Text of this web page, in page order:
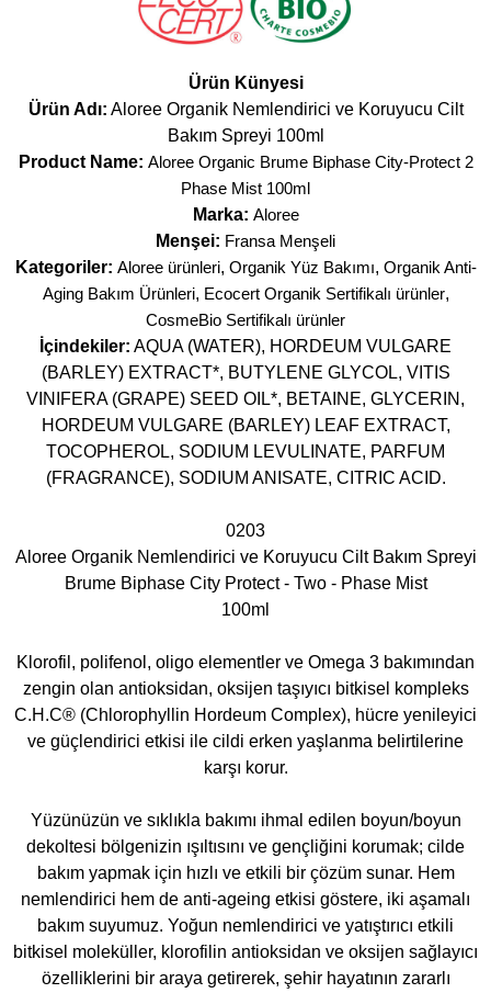
Ürün Künyesi
Ürün Adı: Aloree Organik Nemlendirici ve Koruyucu Cilt
Bakım Spreyi 100ml
Product Name: Aloree Organic Brume Biphase City-Protect 2
Phase Mist 100ml
Marka: Aloree
Menşei: Fransa Menşeli
Kategoriler: Aloree ürünleri, Organik Yüz Bakımı, Organik Anti-
Aging Bakım Ürünleri, Ecocert Organik Sertifikalı ürünler,
CosmeBio Sertifikalı ürünler
İçindekiler: AQUA (WATER), HORDEUM VULGARE
(BARLEY) EXTRACT*, BUTYLENE GLYCOL, VITIS
VINIFERA (GRAPE) SEED OIL*, BETAINE, GLYCERIN,
HORDEUM VULGARE (BARLEY) LEAF EXTRACT,
TOCOPHEROL, SODIUM LEVULINATE, PARFUM
(FRAGRANCE), SODIUM ANISATE, CITRIC ACID.
0203
Aloree Organik Nemlendirici ve Koruyucu Cilt Bakım Spreyi
Brume Biphase City Protect - Two - Phase Mist
100ml
Klorofil, polifenol, oligo elementler ve Omega 3 bakımından
zengin olan antioksidan, oksijen taşıyıcı bitkisel kompleks
C.H.C® (Chlorophyllin Hordeum Complex), hücre yenileyici
ve güçlendirici etkisi ile cildi erken yaşlanma belirtilerine
karşı korur.
Yüzünüzün ve sıklıkla bakımı ihmal edilen boyun/boyun
dekoltesi bölgenizin ışıltısını ve gençliğini korumak; cilde
bakım yapmak için hızlı ve etkili bir çözüm sunar. Hem
nemlendirici hem de anti-ageing etkisi göstere, iki aşamalı
bakım suyumuz. Yoğun nemlendirici ve yatıştırıcı etkili
bitkisel moleküller, klorofilin antioksidan ve oksijen sağlayıcı
özelliklerini bir araya getirerek, şehir hayatının zararlı